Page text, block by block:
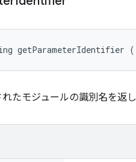
getParameterIdentifier
たモジュールの識別名を返し